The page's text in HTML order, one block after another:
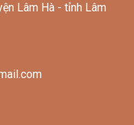
Lâm Hà - tỉnh Lâm